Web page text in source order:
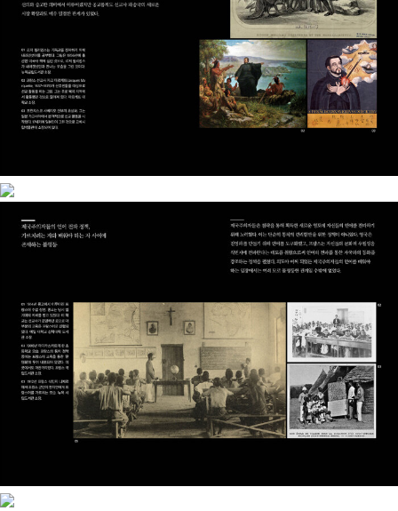
새로운 독법을 제시한 『외국어 전파담』으로 큰 반향을 일으켰다.
영어가 모어인 미국인 학자가 처음부터 끝까지 직접 한국어로 인
문교양서를 집필했다는 점에서 뜨거운 관심을 받았다. 그뒤로도
줄곧 한국어로 여러 권의 책을 집필함으로써 그런 사실이 새삼스
러운 이슈가 되지 않을 만큼 자연스러운 일로 만들어냈다. 인공지
지능을 적극적으로 활용하는 동시에 그것이 채울 수 없는 본질을
탐색하고 집필하는 데 더욱 몰두하고 있다. ― 1961년 미국 미시
간 주 앤아버 출생. 미시간 대학교에서 일어일문학을 전공하고,
동 대학원에서 응용언어학 석사 과정을, 아일랜드 트리니티 칼리
년까지 고려대학교 영어교육과 객원 조교수 등으로, 1995년부터
2008년까지 일본 리쓰메이칸대학교, 교토대학교 외국어 교육론
강좌 부교수, 가고시마대학교 교육센터 교양 한국어 부교수 등으
로, 2008년부터 2014년까지 서울대학교 국어교육과 부교수로
재직함. 주요 저서로 『외국어 전파담』, 『외국어 학습담』(2022 세
발견』(공저) 등을 쓰고, 『한국문학의 이해』Understanding Kor